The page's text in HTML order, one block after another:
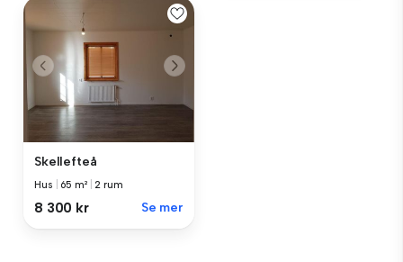
Skellefteå
Hus 65 m² |2 rum
8 300 kr Se mer